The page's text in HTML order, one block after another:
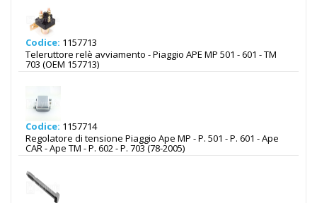
Codice: 1157713
Teleruttore relè avviamento - Piaggio APE MP 501 - 601 - TM
703 (OEM 157713)
Codice: 1157714
Regolatore di tensione Piaggio Ape MP - P. 501 - P. 601 - Ape
CAR - Ape TM - P. 602 - P. 703 (78-2005)